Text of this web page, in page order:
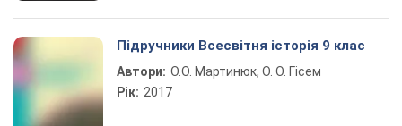
Підручники Всесвітня історія 9 клас
Автори: О.О. Мартинюк, О. О. Гісем
Рік: 2017